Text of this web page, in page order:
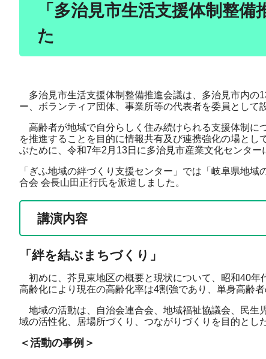
「 多治見市生活支援体制整備
た
多治見市生活支援体制整備推進会議は、多治見市内の
ー、ボランティア団体、事業所等の代表者を委員として
高齢者が地域で自分らしく住み続けられる支援体制に
を推進することを目的に情報共有及び連携強化の場と
ぶために、令和7年2月13日に多治見市産業文化センター
「ぎふ地域の絆づくり支援センター」では「岐阜県地
合会 会長山田正行氏を派遣しました。
講演内容
「絆を結ぶまちづくり」
初めに、芥見東地区の概要と現状について、昭和40年
高齢化により現在の高齢化率は4割強であり、単身高齢
地域の活動は、自治会連合会、地域福祉協議会、民生
域の活性化、居場所づくり、つながりづくりを目的とし
＜活動の事例＞